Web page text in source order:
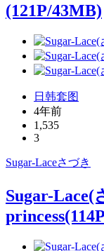
(121P/43MB)
日韩套图
4年前
1,535
3
Sugar-Laceさづき
Sugar-Lace(